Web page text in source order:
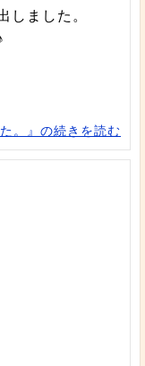
しました。
。』の続きを読む